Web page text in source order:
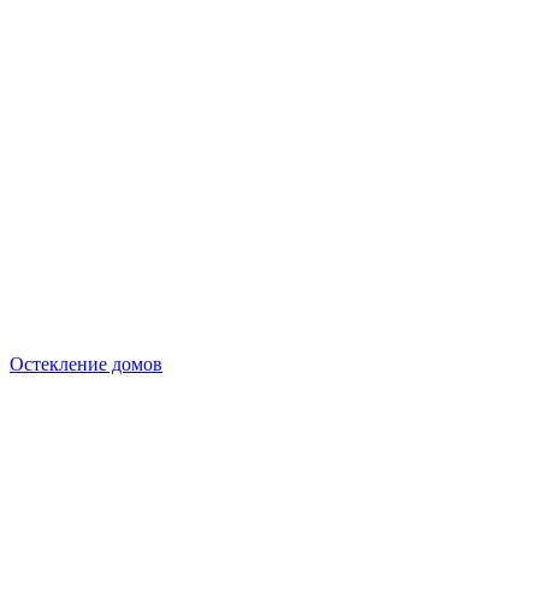
Остекление домов